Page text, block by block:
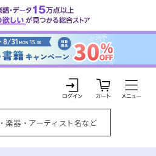
ロ
グ
カ
ー
ト